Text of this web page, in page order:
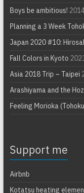
Boys be ambitious!
Planning a 3 Week
Japan 2020 #10:
Fall Colors in Kyoto
Asia 2018 Trip – Taipei
Arashiyama and the
Feeling Morioka
Support me
Airbnb
Kotatsu heating